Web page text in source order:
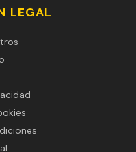
LEGAL